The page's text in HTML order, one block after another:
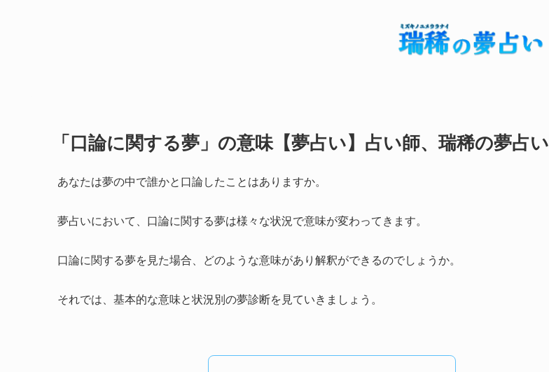
「口論に関する夢」の意味【夢占い】占い師、瑞稀の夢占い
あなたは夢の中で誰かと口論したことはありますか。
夢占いにおいて、口論に関する夢は様々な状況で意味が変わってきます。
口論に関する夢を見た場合、どのような意味があり解釈ができるのでしょうか。
それでは、基本的な意味と状況別の夢診断を見ていきましょう。